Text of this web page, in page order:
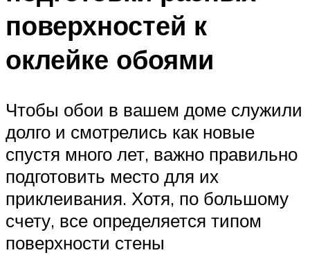
поверхностей к
оклейке обоями
Чтобы обои в вашем доме служили
долго и смотрелись как новые
спустя много лет, важно правильно
подготовить место для их
приклеивания. Хотя, по большому
счету, все определяется типом
поверхности стены